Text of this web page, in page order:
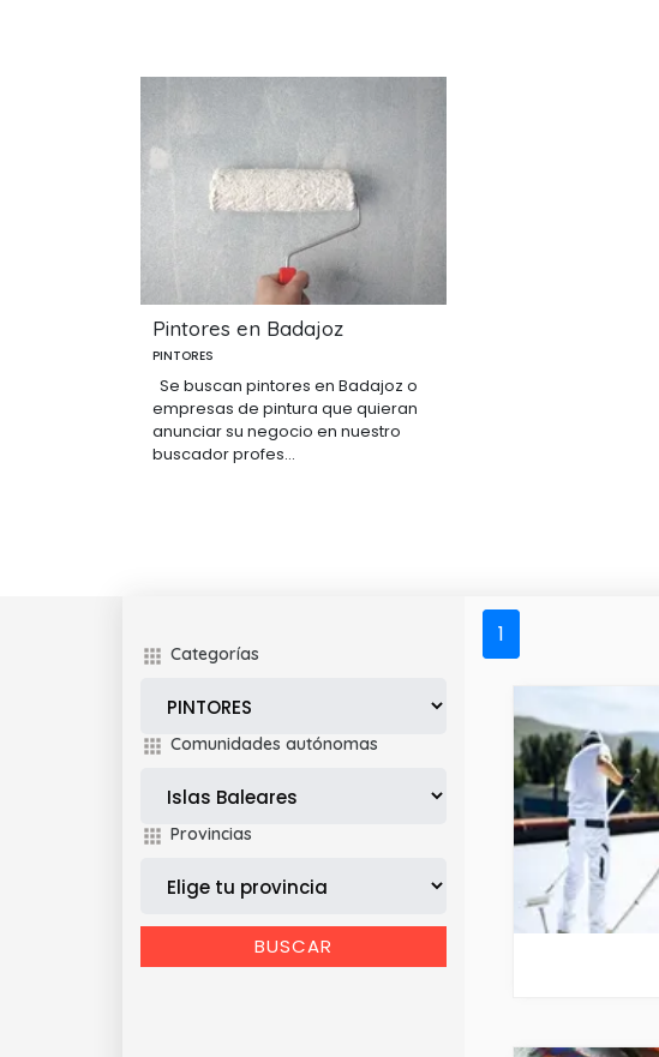
Pintores en Badajoz
PINTORES
Se buscan pintores en Badajoz o
empresas de pintura que quieran
anunciar su negocio en nuestro
buscador profes...
Categorías
Comunidades autónomas
Provincias
BUSCAR
1